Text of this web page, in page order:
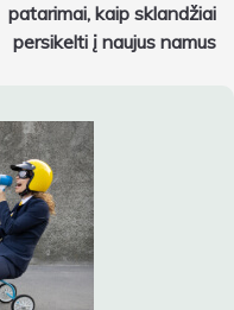
patarimai, kaip sklandžiai
persikelti į naujus namus